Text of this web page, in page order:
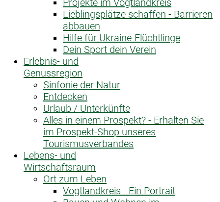
Projekte im Vogtlandkreis
Lieblingsplätze schaffen - Barrieren
abbauen
Hilfe für Ukraine-Flüchtlinge
Dein Sport dein Verein
Erlebnis- und
Genussregion
Sinfonie der Natur
Entdecken
Urlaub / Unterkünfte
Alles in einem Prospekt? - Erhalten Sie
im Prospekt-Shop unseres
Tourismusverbandes
Lebens- und
Wirtschaftsraum
Ort zum Leben
Vogtlandkreis - Ein Portrait